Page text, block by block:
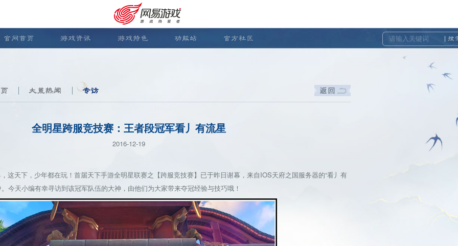
安卓充值 客服中心
官网首页 游戏资讯 游戏特色 功能站 官方社区 搜
大荒热闻 专访
全明星跨服竞技赛：王者段冠军看丿有流星
2016-12-19
天下，少年都在玩！首届天下手游全明星联赛之【跨服竞技赛】已于昨日谢幕，来自IOS天府之国服务器的“看丿有
今天小编有幸寻访到该冠军队伍的大神，由他们为大家带来夺冠经验与技巧哦！